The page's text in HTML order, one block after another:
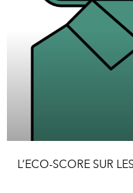
L’ECO-SCORE SUR